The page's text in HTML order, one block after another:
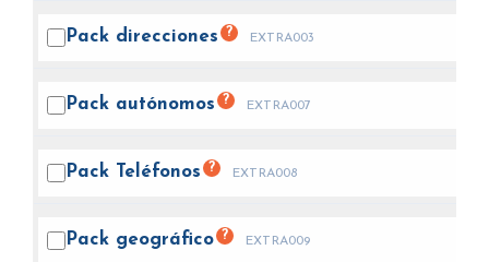
Pack direcciones ? EXTRA003
Pack autónomos ? EXTRA007
Pack Teléfonos ? EXTRA008
Pack geográfico ? EXTRA009